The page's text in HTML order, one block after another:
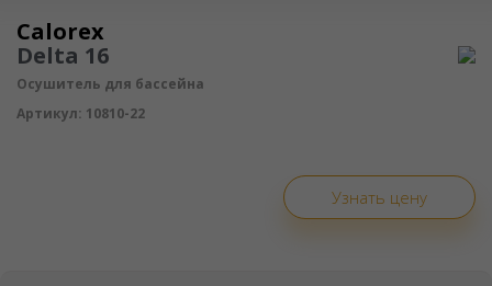
Осушитель воздуха
Calorex
Delta 16
Осушитель для бассейна
Артикул: 10810-22
Узнать цену